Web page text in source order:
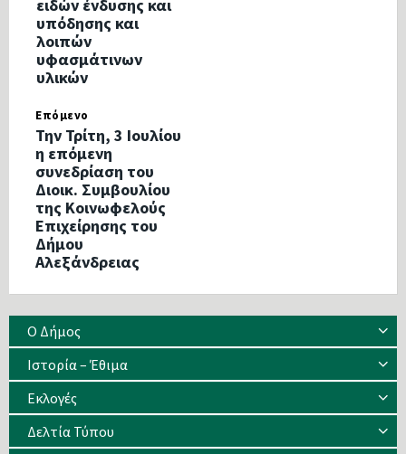
ειδών ένδυσης και
υπόδησης και
λοιπών
υφασμάτινων
υλικών
Επόμενο
Την Τρίτη, 3 Ιουλίου
η επόμενη
συνεδρίαση του
Διοικ. Συμβουλίου
της Κοινωφελούς
Επιχείρησης του
Δήμου
Αλεξάνδρειας
Ο Δήμος
Ιστορία – Έθιμα
Eκλογές
Δελτία Τύπου